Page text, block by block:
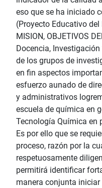
eso que se ha iniciado
(Proyecto Educativo del
MISION, OBJETIVOS
Docencia,
de los grupos de
en fin aspectos
esfuerzo aunado de
y administrativos
escuela de química en
Tecnología Química en
Es por ello que se
proceso, razón por la
respetuosamente
permitirá identificar
manera conjunta iniciar